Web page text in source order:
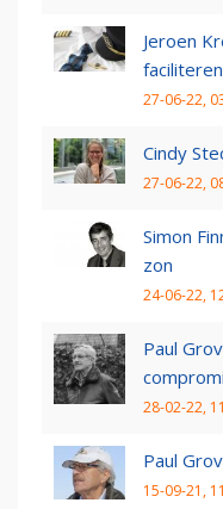
Jeroen
27-06-22,
Cindy
27-06-22,
Simon
zon
24-06-22,
Paul
28-02-22,
Paul
15-09-21,